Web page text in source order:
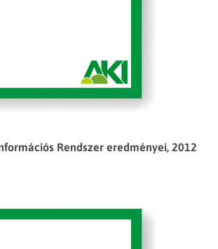
Rendszer eredményei, 2012